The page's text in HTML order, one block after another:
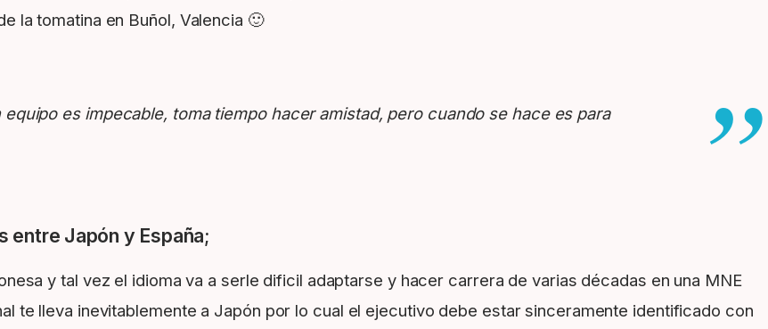
la tomatina en Buñol, Valencia 🙂
es impecable, toma tiempo hacer amistad, pero cuando se hace es para
entre Japón y España;
y tal vez el idioma va a serle dificil adaptarse y hacer carrera de varias décadas en una MNE
te lleva inevitablemente a Japón por lo cual el ejecutivo debe estar sinceramente identificado con